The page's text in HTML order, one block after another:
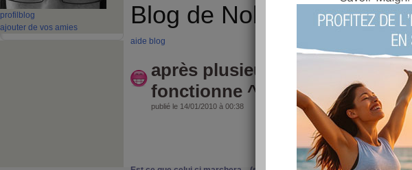
profil blog
ajouter de vos amies
Blog de Nolife
aide blog
après plusieurs tentatives... oui
fonctionne ^^
publié le 14/01/2010 à 00:38